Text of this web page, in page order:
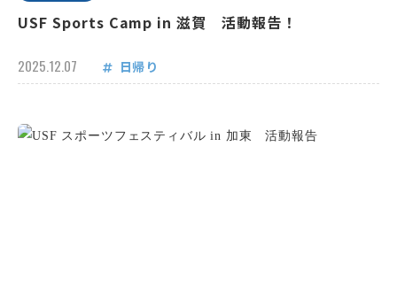
USF Sports Camp in 滋賀 活動報告！
2025.12.07 日帰り